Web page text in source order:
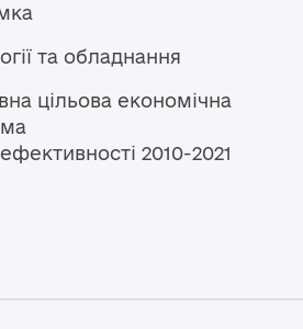
та обладнання
цільова економічна
2010-2021